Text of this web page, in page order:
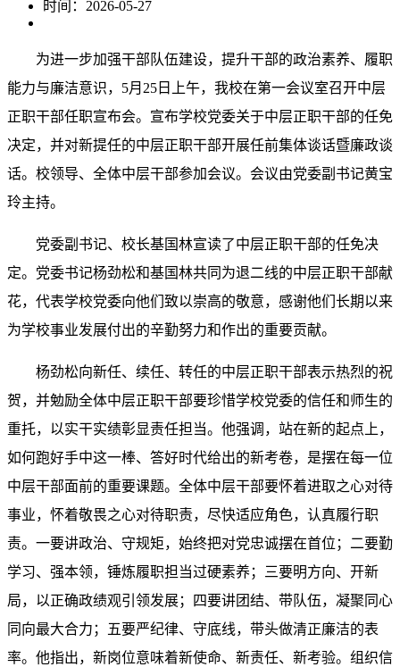
时间：2026-05-27
为进一步加强干部队伍建设，提升干部的政治素养、履职
能力与廉洁意识，5月25日上午，我校在第一会议室召开中层
正职干部任职宣布会。 宣布学校党委关于中层正职干部的任免
决定，并对新提任的中层正职干部开展任前集体谈话暨廉政谈
话。校领导、全体中层干部参加会议。会议由党委副书记黄宝
玲主持。
党委副书记、校长基国林宣读了中层正职干部的任免决
定。 党委书记杨劲松和基国林共同为退二线的中层正职干部献
花，代表学校党委向他们致以崇高的敬意，感谢他们长期以来
为学校事业发展付出的辛勤努力和作出的重要贡献。
杨劲松向新任、续任、转任的中层正职干部表示热烈的祝
贺，并勉励全体中层正职干部要珍惜学校党委的信任和师生的
重托，以实干实绩彰显责任担当。他强调，站在新的起点上，
如何跑好手中这一棒、答好时代给出的新考卷，是摆在每一位
中层干部面前的重要课题。全体中层干部要怀着进取之心对待
事业，怀着敬畏之心对待职责，尽快适应角色，认真履行职
责。一要讲政治、守规矩，始终把对党忠诚摆在首位；二要勤
学习、强本领，锤炼履职担当过硬素养；三要明方向、开新
局，以正确政绩观引领发展；四要讲团结、带队伍，凝聚同心
同向最大合力；五要严纪律、守底线，带头做清正廉洁的表
率。他指出，新岗位意味着新使命、新责任、新考验。组织信